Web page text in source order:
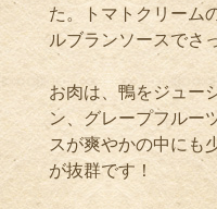
た。トマトクリーム
ルブランソースでさ
お肉は、鴨をジュー
ン、グレープフルー
スが爽やかの中にも
が抜群です！